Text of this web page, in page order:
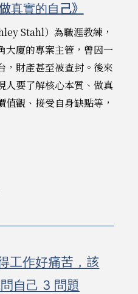
真實的自己》
Stahl）為職涯教練，
大廈的專案主管，曾因一
，財產甚至被查封。後來
人要了解核心本質、做真
觀、接受自身缺點等，
工作好痛苦，該
自己 3 問題